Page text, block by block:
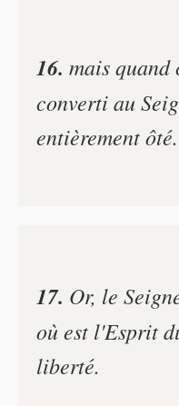
16. mais quand
converti au
entièrement ôté.
17. Or, le
où est l'Esprit
liberté.